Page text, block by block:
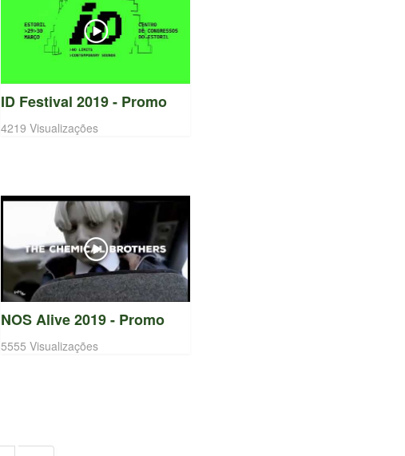
ID Festival 2019 - Promo
4219 Visualizações
NOS Alive 2019 - Promo
5555 Visualizações